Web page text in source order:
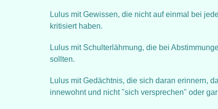
Lulus mit Gewissen, die nicht auf einmal bei
kritisiert haben.
Lulus mit Schulterlähmung, die bei
sollten.
Lulus mit Gedächtnis, die sich daran erinnern,
innewohnt und nicht "sich versprechen" oder